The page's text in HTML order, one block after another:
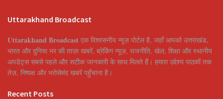
Uttarakhand Broadcast
Uttarakhand Broadcast एक विश्वसनीय न्यूज़ पोर्टल है, जहाँ आपको उत्तराखंड,
भारत और दुनिया भर की ताज़ा खबरें, ब्रेकिंग न्यूज़, राजनीति, खेल, शिक्षा और स्थानीय
अपडेट्स सबसे पहले और सटीक जानकारी के साथ मिलते हैं। हमारा उद्देश्य पाठकों तक
तेज़, निष्पक्ष और भरोसेमंद खबरें पहुँचाना है।
Recent Posts